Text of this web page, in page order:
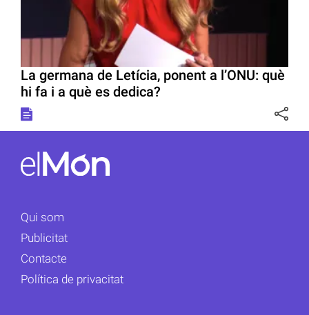
La germana de Letícia, ponent a l’ONU: què
hi fa i a què es dedica?
Qui som
Publicitat
Contacte
Política de privacitat